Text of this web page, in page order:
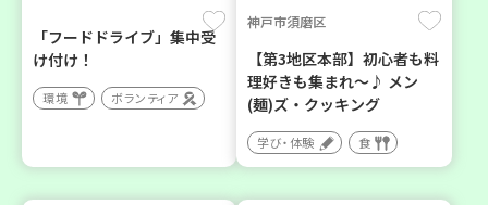
「フードドライブ」集中受
け付け！
環境 ボランティア
神戸市須磨区
【第3地区本部】初心者も料
理好きも集まれ～♪ メン
(麺)ズ・クッキング
学び・体験 食